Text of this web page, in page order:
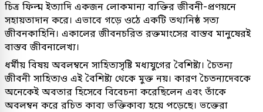
চিত্র ফিল্ম ইত্যাদি একজন লোকমান্য ব্যক্তির জীবনী-প্রণয়নে
সহায়তাদান করে। এভাবে গড়ে ওঠে একটি তথ্যনিষ্ঠ সত্য
জীবনকাহিনি। একালের জীবনচরিত রক্তমাংসের বাস্তব মানুষেরই
বাস্তব জীবনালেখ্য।
ধর্মীয় বিষয় অবলম্বনে সাহিত্যসৃষ্টি মধ্যযুগের বৈশিষ্ট্য। চৈতন্য
জীবনী সাহিত্যও এই বৈশিষ্ট্য থেকে মুক্ত নয়। কারণ চৈতন্যদেবকে
অনেকেই অবতার হিসেবে বিবেচনা করেছিলেন এবং তাঁকে
অবলম্বন করে রচিত কাব্য ভক্তিকাব্য হয়ে পড়েছে। ভক্তেরা